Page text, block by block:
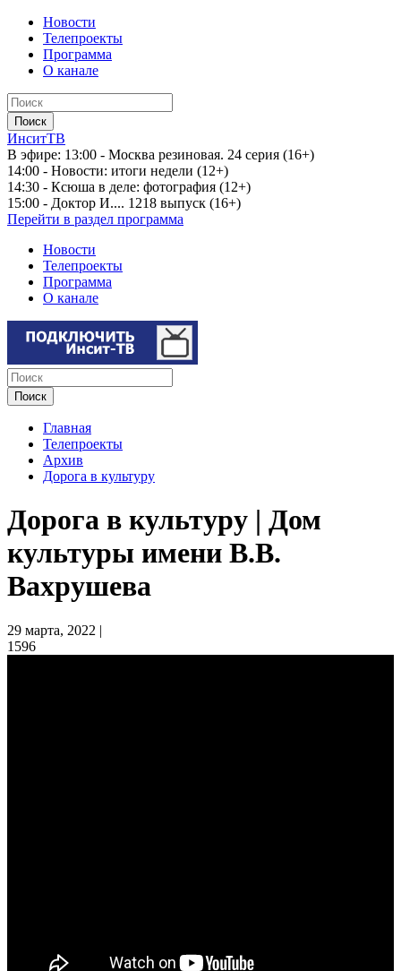
Новости
Телепроекты
Программа
О канале
ИнситТВ
В эфире: 13:00 - Москва резиновая. 24 серия (16+)
14:00 - Новости: итоги недели (12+)
14:30 - Ксюша в деле: фотография (12+)
15:00 - Доктор И.... 1218 выпуск (16+)
Перейти в раздел программа
Новости
Телепроекты
Программа
О канале
Главная
Телепроекты
Архив
Дорога в культуру
Дорога в культуру | Дом
культуры имени В.В.
Вахрушева
29 марта, 2022 |
1596